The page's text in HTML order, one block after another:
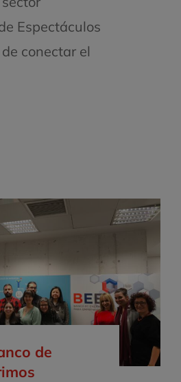
Espectáculos
conectar el
de